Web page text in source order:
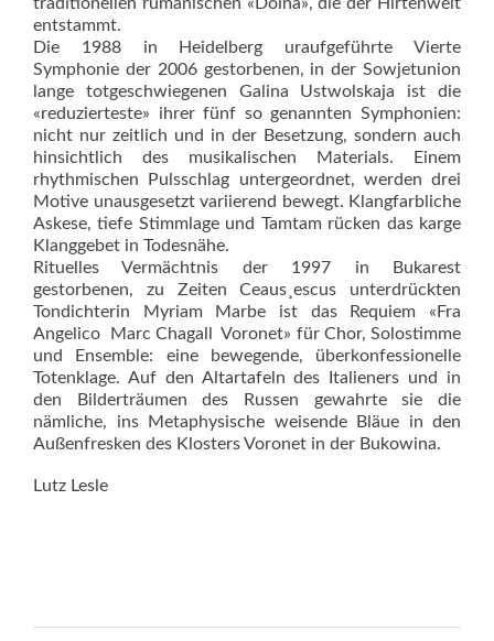
entstammt.
Die 1988 in Heidelberg uraufgeführte Vierte
Symphonie der 2006 gestorbenen, in der Sowjetunion
lange totgeschwiegenen Galina Ustwolskaja ist die
«reduzierteste» ihrer fünf so genannten Symphonien:
nicht nur zeitlich und in der Besetzung, sondern auch
hinsichtlich des musikalischen Materials. Einem
rhythmischen Pulsschlag untergeordnet, werden drei
Motive unausgesetzt variierend bewegt. Klangfarbliche
Askese, tiefe Stimmlage und Tamtam rücken das karge
Klanggebet in Todesnähe.
Rituelles Vermächtnis der 1997 in Bukarest
gestorbenen, zu Zeiten Ceau­s¸escus unterdrückten
Tondichterin My­riam Marbe ist das Requiem «Fra
Angelico  Marc Chagall  Voronet» für Chor, Solostimme
und Ensemble: eine bewegende, überkonfessionelle
Totenklage. Auf den Altartafeln des Italieners und in
den Bilderträumen des Russen gewahrte sie die
nämliche, ins Metaphysische weisende Bläue in den
Außenfresken des Klosters Voronet in der Bukowina.
Lutz Lesle